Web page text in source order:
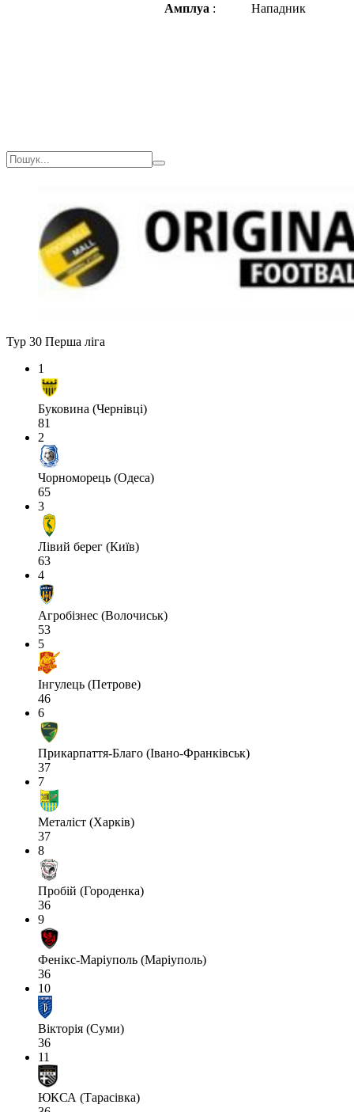
Амплуа : Нападник
Тур 30 Перша ліга
1
Буковина (Чернівці)
81
2
Чорноморець (Одеса)
65
3
Лівий берег (Київ)
63
4
Агробізнес (Волочиськ)
53
5
Інгулець (Петрове)
46
6
Прикарпаття-Благо (Івано-Франківськ)
37
7
Металіст (Харків)
37
8
Пробій (Городенка)
36
9
Фенікс-Маріуполь (Маріуполь)
36
10
Вікторія (Суми)
36
11
ЮКСА (Тарасівка)